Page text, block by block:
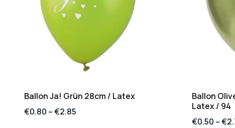
Ballon Ja! Grün 28cm / Latex
€0.80 –€2.85
Ballon
Latex / 94
€0.50 –€